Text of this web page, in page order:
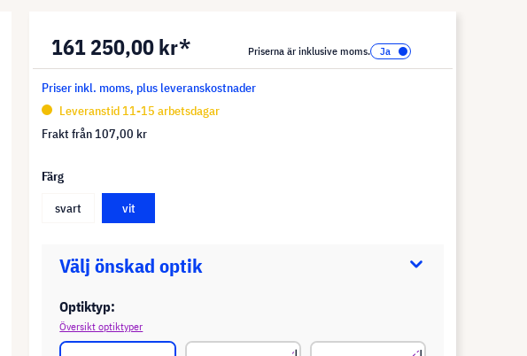
161 250,00 kr* Priserna är inklusive moms.
Priser inkl. moms, plus leveranskostnader
Leveranstid 11-15 arbetsdagar
Frakt från 107,00 kr
Färg
svart
vit
Välj önskad optik
Optiktyp:
Översikt optiktyper